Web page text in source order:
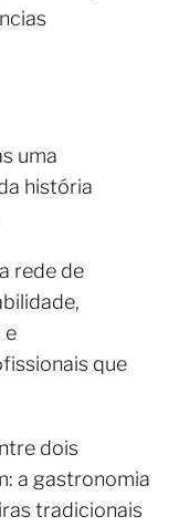
uma
história
rede de
e
que
dois
a gastronomia
tradicionais